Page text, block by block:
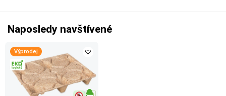
Naposledy navštívené
Výprodej